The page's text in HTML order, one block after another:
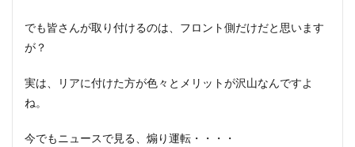
でも皆さんが取り付けるのは、フロント側だけだと思います
が？
実は、リアに付けた方が色々とメリットが沢山なんですよ
ね。
今でもニュースで見る、煽り運転・・・・